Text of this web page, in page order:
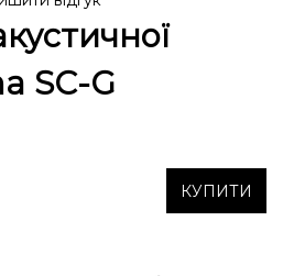
SC-G
КУПИТИ